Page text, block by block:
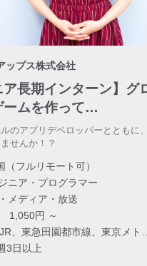
ップス株式会社
ア長期インターン】グ
ームを作って…
のアプリデベロッパーとともに
せんか！？
（フルリモート可）
ニア・プログラマー
メディア・放送
1,050円 ～
JR、東急田園都市線、東京メト…
3日以上